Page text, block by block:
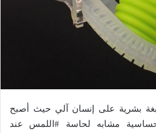
بشرية على إنسان آلي حيث أصبح
مشابه لحاسة #اللمس عند